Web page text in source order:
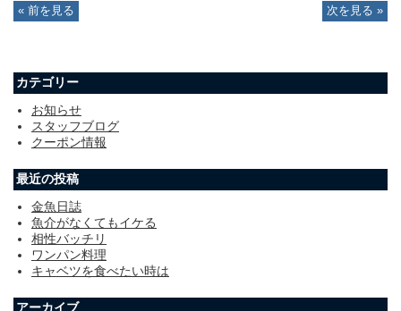
« 前を見る 次を見る »
カテゴリー
お知らせ
スタッフブログ
クーポン情報
最近の投稿
金魚日誌
魚介がなくてもイケる
相性バッチリ
ワンパン料理
キャベツを食べたい時は
アーカイブ